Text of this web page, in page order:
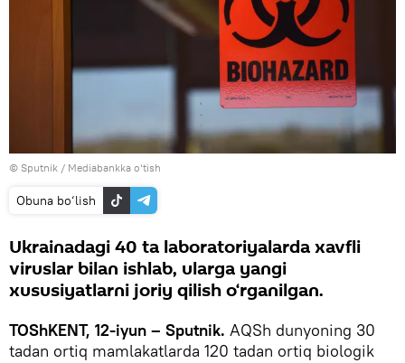
© Sputnik / Mediabankka o‘tish
Obuna bo‘lish
Ukrainadagi 40 ta laboratoriyalarda xavfli
viruslar bilan ishlab, ularga yangi
xususiyatlarni joriy qilish o‘rganilgan.
TOShKENT, 12-iyun – Sputnik. AQSh dunyoning 30
tadan ortiq mamlakatlarda 120 tadan ortiq biologik